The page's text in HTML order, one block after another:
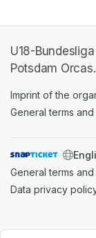
U18-
Potsdam Orcas.
Imprint of the
General terms
General terms
Data privacy